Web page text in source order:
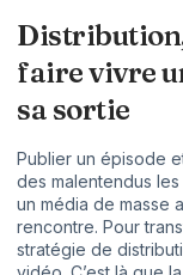
faire vivre
sa sortie
Publier un épisode
des malentendus
un média de masse
rencontre. Pour
stratégie de